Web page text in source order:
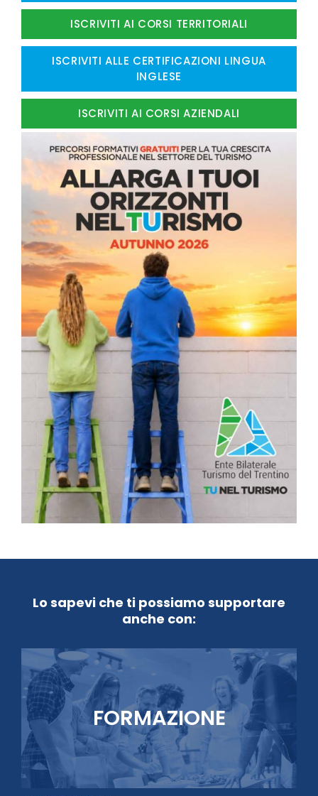
ISCRIVITI AI CORSI TERRITORIALI
ISCRIVITI ALLE CERTIFICAZIONI LINGUA
INGLESE
ISCRIVITI AI CORSI AZIENDALI
Lo sapevi che ti possiamo supportare
anche con:
FORMAZIONE